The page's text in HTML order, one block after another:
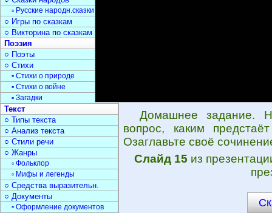
Домашнее задание.
вопрос, каким
Озаглавьте своё
Слайд 15 из
▫ Русские народн.сказки
○ Игры по сказкам
○ Викторина по сказкам
Поэзия
○ Поэты
○ Стихи
▫ Стихи о природе
▫ Стихи о войне
▫ Загадки
Текст
○ Типы текста
○ Анализ текста
○ Стили речи
○ Жанры
▫ Фольклор
▫ Мифы и легенды
○ Средства выразительн.
○ Документы
▫ Оформление документов